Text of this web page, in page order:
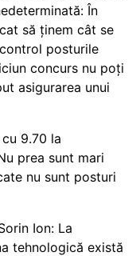
În
să ținem cât se
posturile
concurs nu poți
asigurarea unui
9.70 la
prea sunt mari
nu sunt posturi
Ion: La
tehnologică există